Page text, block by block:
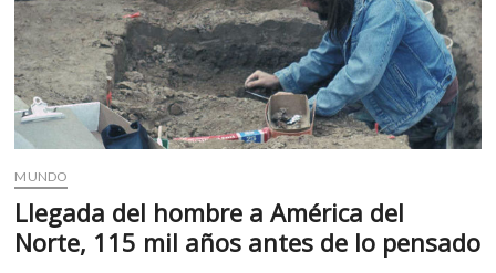
MUNDO
Llegada del hombre a América del
Norte, 115 mil años antes de lo pensado